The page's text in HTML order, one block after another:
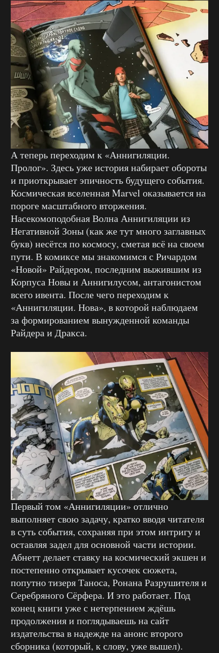
А теперь переходим к «Аннигиляции.
Пролог». Здесь уже история набирает обороты
и приоткрывает эпичность будущего события.
Космическая вселенная Marvel оказывается на
пороге масштабного вторжения.
Насекомоподобная Волна Аннигиляции из
Негативной Зоны (как же тут много заглавных
букв) несётся по космосу, сметая всё на своем
пути. В комиксе мы знакомимся с Ричардом
«Новой» Райдером, последним выжившим из
Корпуса Новы и Аннигилусом, антагонистом
всего ивента. После чего переходим к
«Аннигиляции. Нова», в которой наблюдаем
за формированием вынужденной команды
Райдера и Дракса.
Первый том «Аннигиляции» отлично
выполняет свою задачу, кратко вводя читателя
в суть события, сохраняя при этом интригу и
оставляя задел для основной части истории.
Абнетт делает ставку на космический экшен и
постепенно открывает кусочек сюжета,
попутно тизеря Таноса, Ронана Разрушителя и
Серебряного Сёрфера. И это работает. Под
конец книги уже с нетерпением ждёшь
продолжения и поглядываешь на сайт
издательства в надежде на анонс второго
сборника (который, к слову, уже вышел).